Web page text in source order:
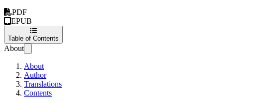
PDF
EPUB
Table of Contents
About
About
Author
Translations
Contents